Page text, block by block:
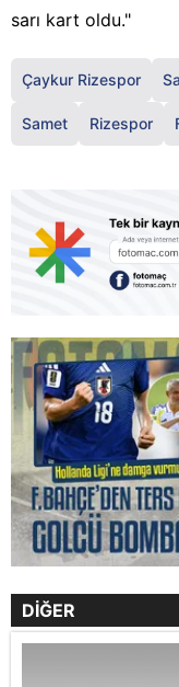
sarı kart oldu."
Çaykur Rizespor
Samet Rizespor
DİĞER